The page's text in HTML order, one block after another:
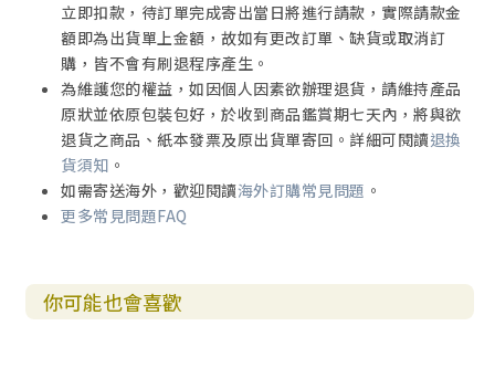
立即扣款，待訂單完成寄出當日將進行請款，實際請款金
額即為出貨單上金額，故如有更改訂單、缺貨或取消訂
購，皆不會有刷退程序產生。
為維護您的權益，如因個人因素欲辦理退貨，請維持產品
原狀並依原包裝包好，於收到商品鑑賞期七天內，將與欲
退貨之商品、紙本發票及原出貨單寄回。詳細可閱讀退換
貨須知 。
如需寄送海外，歡迎閱讀海外訂購常見問題 。
更多常見問題FAQ
你可能也會喜歡